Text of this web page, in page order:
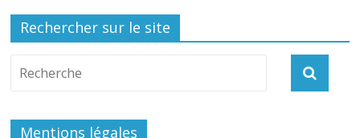
Rechercher sur le site
Mentions légales